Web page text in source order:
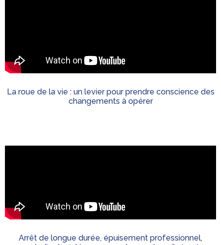
La roue de la vie : un levier pour prendre conscience des
changements à opérer
Arrêt de longue durée, épuisement professionnel,